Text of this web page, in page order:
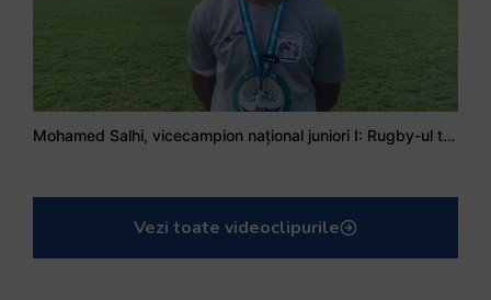
Mohamed Salhi, vicecampion național juniori I: Rugby-ul te învață să accepți și înfrângerile
Vezi toate videoclipurile